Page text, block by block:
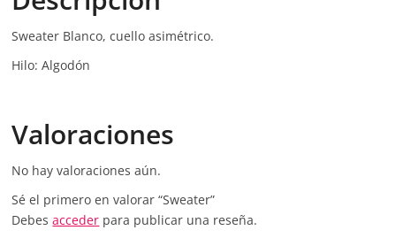
Sweater Blanco, cuello asimétrico.
Hilo: Algodón
Valoraciones
No hay valoraciones aún.
Sé el primero en valorar “Sweater”
Debesacceder para publicar una reseña.